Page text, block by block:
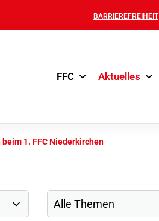
BARRIEREFREIHEIT
FFC Aktuelles
1. FFC Niederkirchen